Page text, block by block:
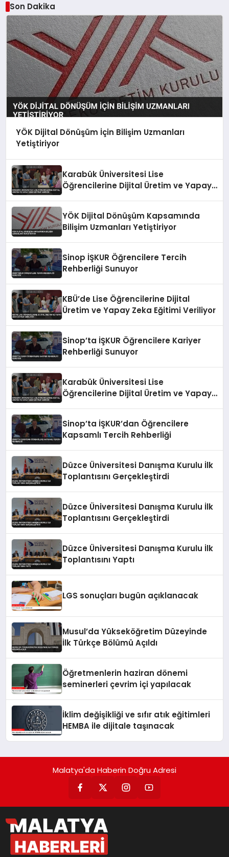
Son Dakika
YÖK Dijital Dönüşüm İçin Bilişim Uzmanları
Yetiştiriyor
Karabük Üniversitesi Lise
Öğrencilerine Dijital Üretim ve Yapay
YÖK Dijital Dönüşüm Kapsamında
Bilişim Uzmanları Yetiştiriyor
Sinop İŞKUR Öğrencilere Tercih
Rehberliği Sunuyor
KBÜ’de Lise Öğrencilerine Dijital
Üretim ve Yapay Zeka Eğitimi Veriliyor
Sinop’ta İŞKUR Öğrencilere Kariyer
Rehberliği Sunuyor
Karabük Üniversitesi Lise
Öğrencilerine Dijital Üretim ve Yapay
Sinop’ta İŞKUR’dan Öğrencilere
Kapsamlı Tercih Rehberliği
Düzce Üniversitesi Danışma Kurulu İlk
Toplantısını Gerçekleştirdi
Düzce Üniversitesi Danışma Kurulu İlk
Toplantısını Gerçekleştirdi
Düzce Üniversitesi Danışma Kurulu İlk
Toplantısını Yaptı
LGS sonuçları bugün açıklanacak
Musul’da Yükseköğretim Düzeyinde
İlk Türkçe Bölümü Açıldı
Öğretmenlerin haziran dönemi
seminerleri çevrim içi yapılacak
İklim değişikliği ve sıfır atık eğitimleri
HEMBA ile dijitale taşınacak
Malatya'da Haberin Doğru Adresi